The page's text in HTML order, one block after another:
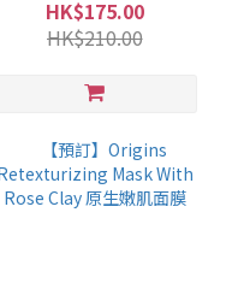
效紓渴水份面膜
HK$175.00
HK$210.00